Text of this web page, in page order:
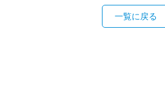
一覧に戻る